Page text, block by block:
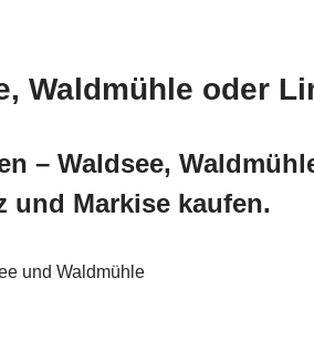
Waldmühle oder
– Waldsee,
und Markise kaufen.
und Waldmühle